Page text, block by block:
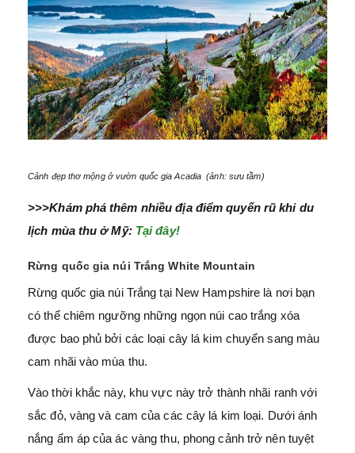
Cảnh đẹp thơ mộng ở vườn quốc gia Acadia (ảnh: sưu tầm)
>>>Khám phá thêm nhiều địa điểm quyến rũ khi du
lịch mùa thu ở Mỹ: Tại đây!
Rừng quốc gia núi Trắng White Mountain
Rừng quốc gia núi Trắng tại New Hampshire là nơi bạn
có thể chiêm ngưỡng những ngọn núi cao trắng xóa
được bao phủ bởi các loại cây lá kim chuyển sang màu
cam nhãi vào mùa thu.
Vào thời khắc này, khu vực này trở thành nhãi ranh với
sắc đỏ, vàng và cam của các cây lá kim loại. Dưới ánh
nắng ấm áp của ác vàng thu, phong cảnh trở nên tuyệt